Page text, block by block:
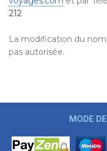
212
La modification du
pas autorisée.
MODE